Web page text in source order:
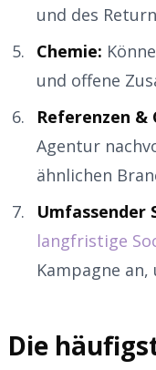
und des
Chemie:
und offene
Referenzen &
Agentur
ähnlichen
Umfassender
langfristige
Kampagne
Die